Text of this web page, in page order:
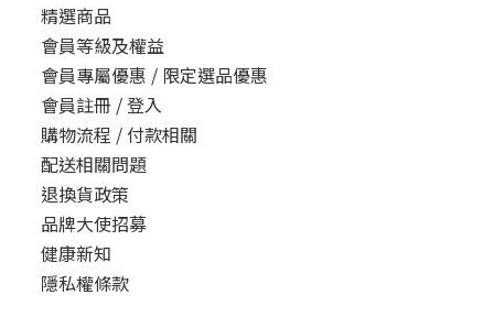
精選商品
會員等級及權益
會員專屬優惠 / 限定選品優惠
會員註冊 / 登入
購物流程 / 付款相關
配送相關問題
退換貨政策
品牌大使招募
健康新知
隱私權條款